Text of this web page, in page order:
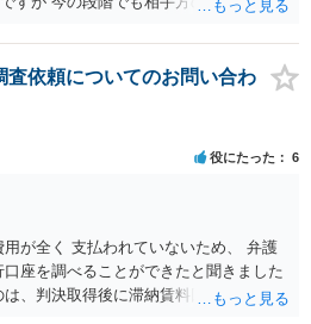
査依頼についてのお問い合わ
役にたった 6
が全く 支払われていないため、 弁護
座を調べることができたと聞きました
、判決取得後に滞納賃料回収のため